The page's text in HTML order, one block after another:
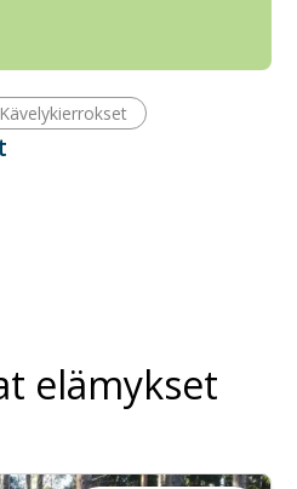
Kävelykierrokset
elämykset